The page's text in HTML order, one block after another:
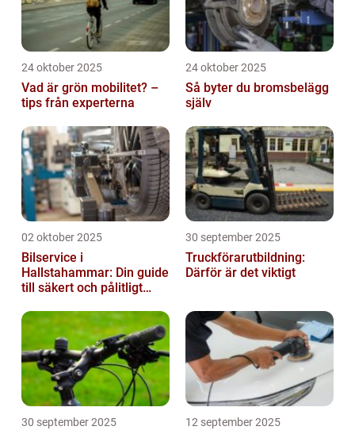
24 oktober 2025
Vad är grön mobilitet? –
tips från experterna
24 oktober 2025
Så byter du bromsbelägg
själv
02 oktober 2025
Bilservice i
Hallstahammar: Din guide
till säkert och pålitligt
30 september 2025
Truckförarutbildning:
Därför är det viktigt
30 september 2025 12 september 2025